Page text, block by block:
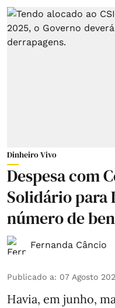
Dinheiro Vivo
Despesa com
Solidário para
número de
Fernanda Câncio
Publicado a: 07 Agosto
Havia, em junho,